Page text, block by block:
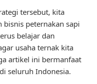
tersebut, kita
bisnis peternakan sapi
belajar dan
usaha ternak kita
artikel ini bermanfaat
seluruh Indonesia.